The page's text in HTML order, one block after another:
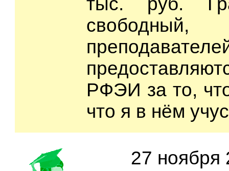
свободный,
РФЭИ за то,
что я в нём
27 ноября